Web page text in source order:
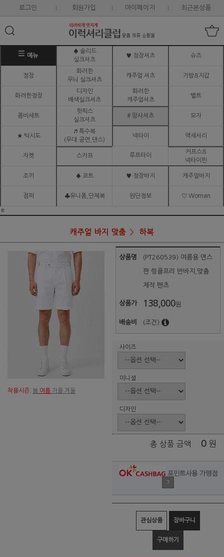
로그인 회원가입 마이페이지 최근본상품
메뉴
♠ 솔리드
실크셔츠
♥ 정장셔츠 슈즈
정장
화려한
무늬 실크셔츠
캐주얼 셔츠 가방&지갑
화려한정장
디자인
배색실크셔츠
화려한
캐주얼셔츠
벨트
콤비세트
핫픽스
실크셔츠
# 망사셔츠 모자
★ 턱시도
♬ 특수복
(무대.공연,댄스)
넥타이 액세서리
자켓 스카프 루프타이
커프스&
넥타이핀
조끼 ♠ 코트 ♥ 정장바지 캐주얼바지
점퍼 ♣유니폼,단체복 원단정보 ♡ Woman
ㅌ
캐주얼 바지 맞춤 하복
착용시즌: 봄 여름 가을 겨울
상품명 (PT260539) 여름용 면스
판 링클프리 반바지,맞춤
제작 팬츠
상품가 138,000원
배송비 (조건)
사이즈
이니셜
디자인
총 상품 금액 0 원
포인트사용 가맹점
?
관심상품 장바구니
구매하기